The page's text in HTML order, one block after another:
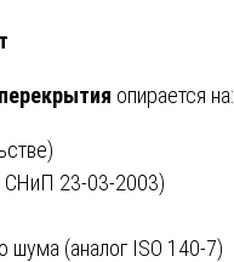
опирается на:
СНиП 23-03-2003)
шума (аналог ISO 140-7)